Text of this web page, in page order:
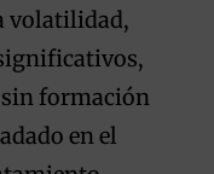
volatilidad,
sin formación
en el